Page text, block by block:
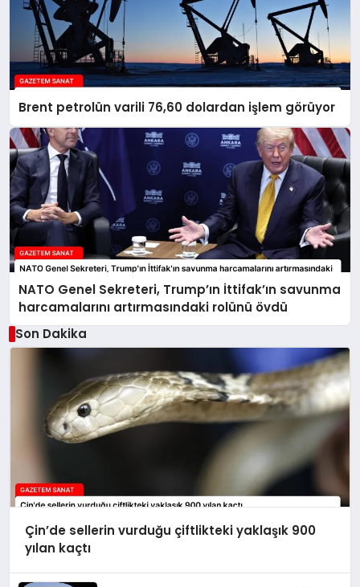
Brent petrolün varili 76,60 dolardan işlem görüyor
NATO Genel Sekreteri, Trump’ın İttifak’ın savunma
harcamalarını artırmasındaki rolünü övdü
Son Dakika
Çin’de sellerin vurduğu çiftlikteki yaklaşık 900
yılan kaçtı